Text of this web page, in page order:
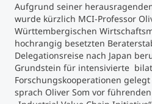
Aufgrund seiner
wurde kürzlich MCI-Professor
Württembergischen
hochrangig besetzten
Delegationsreise nach Japan
Grundstein für intensivierte
Forschungskooperationen
sprach Oliver Som vor